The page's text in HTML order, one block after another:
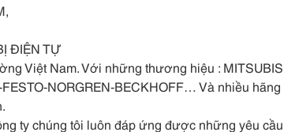
ĐIỆN TỰ
Việt Nam. Với những thương hiệu :
NORGREN-BECKHOFF… Và nhiều
ty chúng tôi luôn đáp ứng được những yêu